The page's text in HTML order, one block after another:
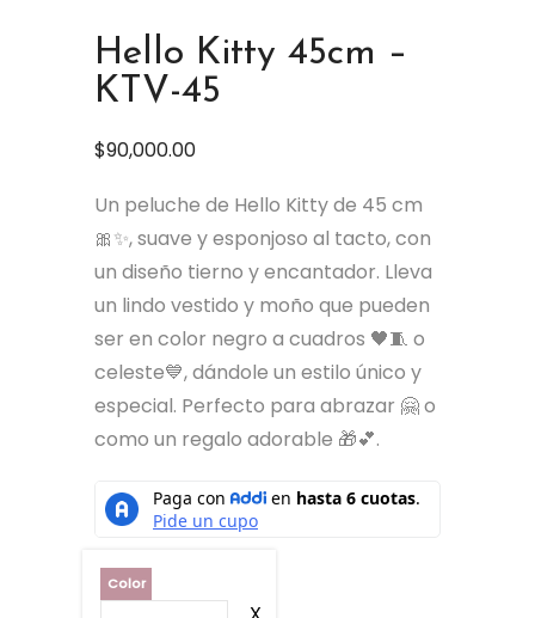
Hello Kitty 45cm –
KTV-45
$90,000.00
Un peluche de Hello Kitty de 45 cm
🎀✨, suave y esponjoso al tacto, con
un diseño tierno y encantador. Lleva
un lindo vestido y moño que pueden
ser en color negro a cuadros 🖤🧵 o
celeste💙, dándole un estilo único y
especial. Perfecto para abrazar 🤗 o
como un regalo adorable 🎁💕.
Color